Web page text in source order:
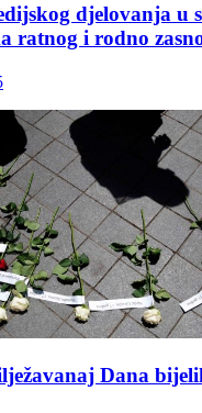
djelovanja u
ratnog i rodno
Dana